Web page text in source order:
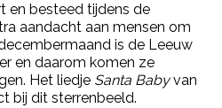
en besteed tijdens de
aandacht aan mensen om
is de Leeuw
en daarom komen ze
Het liedje Santa Babyvan
bij dit sterrenbeeld.